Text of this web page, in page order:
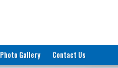
Photo Gallery Contact Us